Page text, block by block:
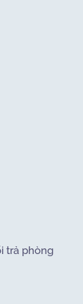
trả phòng